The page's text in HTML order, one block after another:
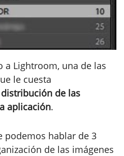
a Lightroom, una de las
le cuesta
de las
aplicación.
podemos hablar de 3
de las imágenes